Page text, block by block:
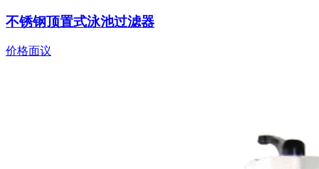
不锈钢顶置式泳池过滤器
价格面议